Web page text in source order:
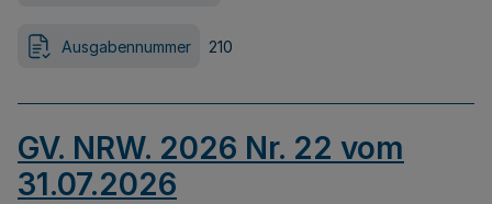
Ausgabennummer 210
GV. NRW. 2026 Nr. 22 vom
31.07.2026